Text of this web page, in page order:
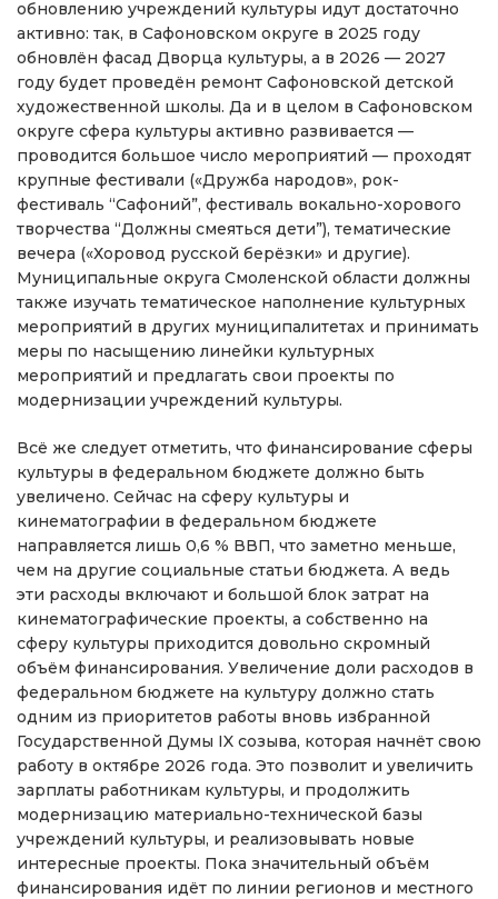
обновлению учреждений культуры идут достаточно
активно: так, в Сафоновском округе в 2025 году
обновлён фасад Дворца культуры, а в 2026 — 2027
году будет проведён ремонт Сафоновской детской
художественной школы. Да и в целом в Сафоновском
округе сфера культуры активно развивается —
проводится большое число мероприятий — проходят
крупные фестивали («Дружба народов», рок-
фестиваль “Сафоний”, фестиваль вокально-хорового
творчества “Должны смеяться дети”), тематические
вечера («Хоровод русской берёзки» и другие).
Муниципальные округа Смоленской области должны
также изучать тематическое наполнение культурных
мероприятий в других муниципалитетах и принимать
меры по насыщению линейки культурных
мероприятий и предлагать свои проекты по
модернизации учреждений культуры.
Всё же следует отметить, что финансирование сферы
культуры в федеральном бюджете должно быть
увеличено. Сейчас на сферу культуры и
кинематографии в федеральном бюджете
направляется лишь 0,6 % ВВП, что заметно меньше,
чем на другие социальные статьи бюджета. А ведь
эти расходы включают и большой блок затрат на
кинематографические проекты, а собственно на
сферу культуры приходится довольно скромный
объём финансирования. Увеличение доли расходов в
федеральном бюджете на культуру должно стать
одним из приоритетов работы вновь избранной
Государственной Думы IX созыва, которая начнёт свою
работу в октябре 2026 года. Это позволит и увеличить
зарплаты работникам культуры, и продолжить
модернизацию материально-технической базы
учреждений культуры, и реализовывать новые
интересные проекты. Пока значительный объём
финансирования идёт по линии регионов и местного